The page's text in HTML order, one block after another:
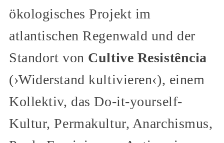
ökologisches Projekt im
atlantischen Regenwald und der
Standort von Cultive Resistência
(›Widerstand kultivieren‹), einem
Kollektiv, das Do-it-yourself-
Kultur, Permakultur, Anarchismus,